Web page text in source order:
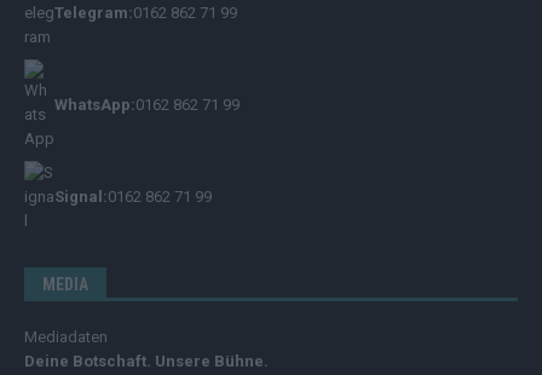
Telegram:0162 862 71 99
WhatsApp:0162 862 71 99
Signal:0162 862 71 99
MEDIA
Mediadaten
Deine Botschaft. Unsere Bühne.